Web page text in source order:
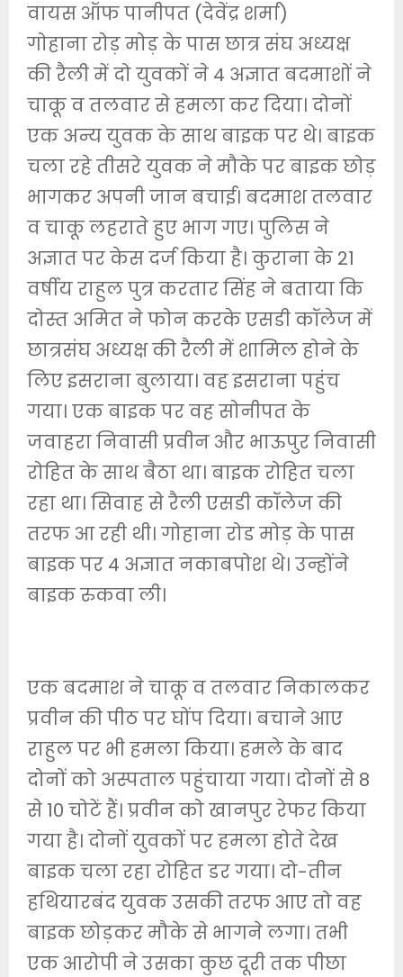
वायस ऑफ पानीपत (देवेंद्र शर्मा)
गोहाना रोड़ मोड़ के पास छात्र संघ अध्यक्ष
की रैली में दो युवकों ने 4 अज्ञात बदमाशों ने
चाकू व तलवार से हमला कर दिया। दोनों
एक अन्य युवक के साथ बाइक पर थे। बाइक
चला रहे तीसरे युवक ने मौके पर बाइक छोड़
भागकर अपनी जान बचाई। बदमाश तलवार
व चाकू लहराते हुए भाग गए। पुलिस ने
अज्ञात पर केस दर्ज किया है। कुराना के 21
वर्षीय राहुल पुत्र करतार सिंह ने बताया कि
दोस्त अमित ने फोन करके एसडी कॉलेज में
छात्रसंघ अध्यक्ष की रैली में शामिल होने के
लिए इसराना बुलाया। वह इसराना पहुंच
गया। एक बाइक पर वह सोनीपत के
जवाहरा निवासी प्रवीन और भाऊपुर निवासी
रोहित के साथ बैठा था। बाइक रोहित चला
रहा था। सिवाह से रैली एसडी कॉलेज की
तरफ आ रही थी। गोहाना रोड मोड़ के पास
बाइक पर 4 अज्ञात नकाबपोश थे। उन्होंने
बाइक रुकवा ली।
एक बदमाश ने चाकू व तलवार निकालकर
प्रवीन की पीठ पर घोंप दिया। बचाने आए
राहुल पर भी हमला किया। हमले के बाद
दोनों को अस्पताल पहुंचाया गया। दोनों से 8
से 10 चोटें हैं। प्रवीन को खानपुर रेफर किया
गया है। दोनों युवकों पर हमला होते देख
बाइक चला रहा रोहित डर गया। दो-तीन
हथियारबंद युवक उसकी तरफ आए तो वह
बाइक छोड़कर मौके से भागने लगा। तभी
एक आरोपी ने उसका कुछ दूरी तक पीछा